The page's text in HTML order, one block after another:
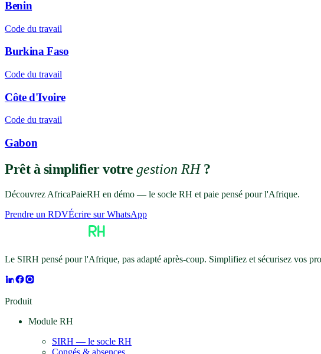
Benin
Code du travail
Burkina Faso
Code du travail
Côte d'Ivoire
Code du travail
Gabon
Prêt à simplifier votregestion RH?
Découvrez AfricaPaieRH en démo — le socle RH et paie pensé pour l'Afrique.
Prendre un RDVÉcrire sur WhatsApp
Le SIRH pensé pour l'Afrique, pas adapté après-coup. Simplifiez et sécurisez vos
Produit
Module RH
SIRH — le socle RH
Congés & absences